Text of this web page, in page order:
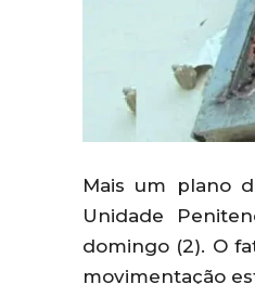
Mais um plano
Unidade
domingo (2). O
movimentação